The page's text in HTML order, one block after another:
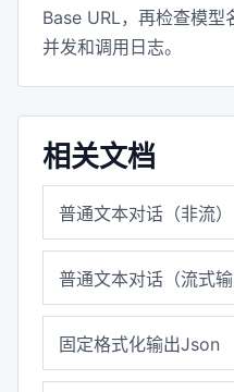
Base URL，再检查模型
并发和调用日志。
相关文档
普通文本对话（非流）
普通文本对话（流式输
固定格式化输出Json